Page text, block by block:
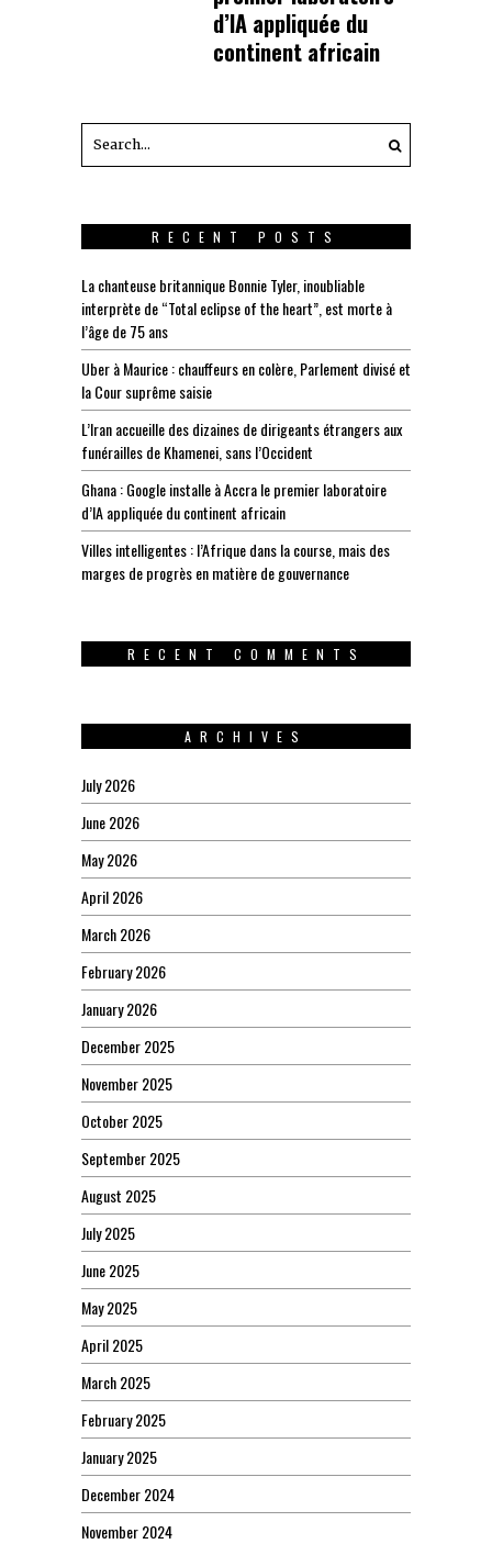
d’IA appliquée du
continent africain
RECENT POSTS
La chanteuse britannique Bonnie Tyler, inoubliable
interprète de “Total eclipse of the heart”, est morte à
l’âge de 75 ans
Uber à Maurice : chauffeurs en colère, Parlement divisé et
la Cour suprême saisie
L’Iran accueille des dizaines de dirigeants étrangers aux
funérailles de Khamenei, sans l’Occident
Ghana : Google installe à Accra le premier laboratoire
d’IA appliquée du continent africain
Villes intelligentes : l’Afrique dans la course, mais des
marges de progrès en matière de gouvernance
RECENT COMMENTS
ARCHIVES
July 2026
June 2026
May 2026
April 2026
March 2026
February 2026
January 2026
December 2025
November 2025
October 2025
September 2025
August 2025
July 2025
June 2025
May 2025
April 2025
March 2025
February 2025
January 2025
December 2024
November 2024